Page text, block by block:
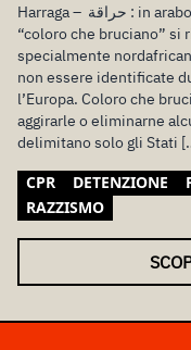
Harraga – حراقة : in arabo-maghrebino significa letteralmente
“coloro che bruciano” si
specialmente
non essere identificate
l’Europa. Coloro che
aggirarle o eliminarne
delimitano solo gli Stati
CPR DETENZIONE
RAZZISMO